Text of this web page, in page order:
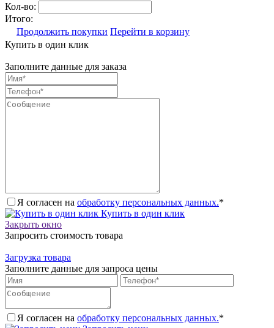
Кол-во:
Итого:
Продолжить покупки Перейти в корзину
Купить в один клик
Заполните данные для заказа
Я согласен на обработку персональных данных.*
Купить в один клик
Закрыть окно
Запросить стоимость товара
Загрузка товара
Заполните данные для запроса цены
Я согласен на обработку персональных данных.*